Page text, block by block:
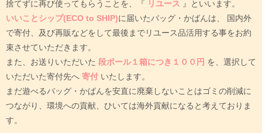
捨てずに再び使ってもらうことを、『
リユース 』といいます。
いいことシップ(ECO to SHIP)に届いたバッグ・かばんは、
国内外
で寄付、及び再販などをして最後までリユース品活用する事をお約
束させていただきます。
また、お送りいただいた 段ボール１箱につき１００円 を、選択して
いただいた寄付先へ 寄付 いたします。
まだ遊べるバッグ・かばんを安直に廃棄しないことはゴミの削減に
つながり、環境への貢献、ひいては海外貢献になると考えておりま
す。